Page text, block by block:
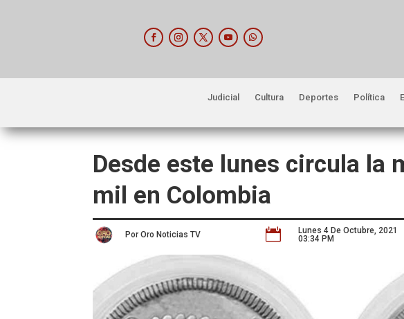
Judicial Cultura Deportes Política
Desde este lunes circula la
mil en Colombia
Por Oro Noticias TV 
Lunes 4 De Octubre, 2021
03:34 PM